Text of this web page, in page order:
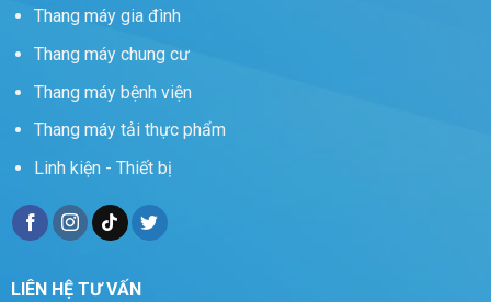
Thang máy gia đình
Thang máy chung cư
Thang máy bệnh viện
Thang máy tải thực phẩm
Linh kiện - Thiết bị
LIÊN HỆ TƯ VẤN